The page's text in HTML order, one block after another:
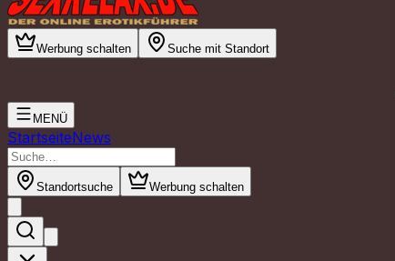
Werbung schalten Suche mit Standort
MENÜ
StartseiteNews
Standortsuche Werbung schalten